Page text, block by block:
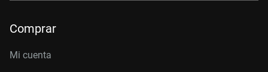
Comprar
Mi cuenta